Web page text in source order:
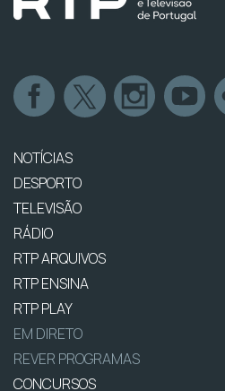
NOTÍCIAS
DESPORTO
TELEVISÃO
RÁDIO
RTP ARQUIVOS
RTP ENSINA
RTP PLAY
EM DIRETO
REVER PROGRAMAS
CONCURSOS